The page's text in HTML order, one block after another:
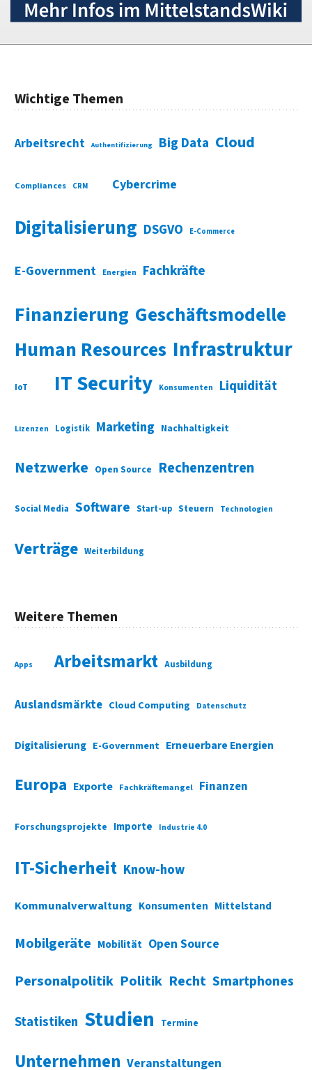
Wichtige Themen
Arbeitsrecht Authentifizierung Big Data Cloud
Compliances CRM Cybercrime
Digitalisierung DSGVO E-Commerce
E-Government Energien Fachkräfte
Finanzierung Geschäftsmodelle
Human Resources Infrastruktur
IoT IT Security Konsumenten Liquidität
Lizenzen Logistik Marketing Nachhaltigkeit
Netzwerke Open Source Rechenzentren
Social Media Software Start-up Steuern Technologien
Verträge Weiterbildung
Weitere Themen
Apps Arbeitsmarkt Ausbildung
Auslandsmärkte Cloud Computing Datenschutz
Digitalisierung E-Government Erneuerbare Energien
Europa Exporte Fachkräftemangel Finanzen
Forschungsprojekte Importe Industrie 4.0
IT-Sicherheit Know-how
Kommunalverwaltung Konsumenten Mittelstand
Mobilgeräte Mobilität Open Source
Personalpolitik Politik Recht Smartphones
Statistiken Studien Termine
Unternehmen Veranstaltungen